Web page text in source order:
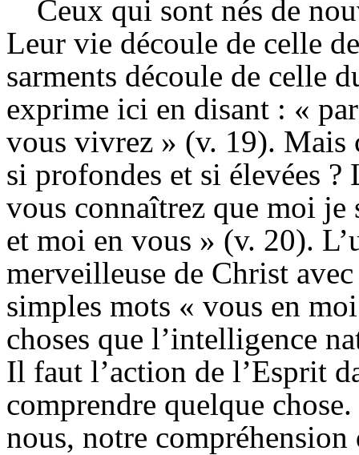
Ceux qui sont nés de
Leur vie découle de celle
sarments découle de celle
exprime ici en disant : «
vous vivrez » (v. 19). Mais
si profondes et si élevées
vous connaîtrez que moi je
et moi en vous » (v. 20).
merveilleuse de Christ
simples mots « vous en
choses que l’intelligence
Il faut l’action de l’Esprit
comprendre quelque
nous, notre